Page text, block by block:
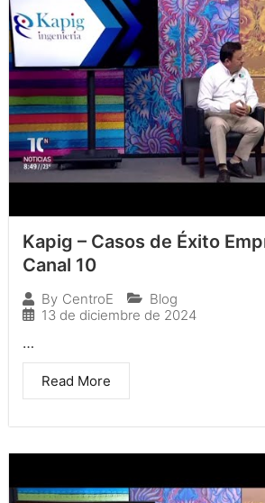
Kapig – Casos de Éxito
Canal 10
By CentroE
Blog
13 de diciembre de 2024
…
Read More